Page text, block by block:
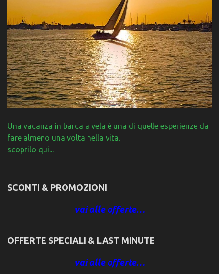
Una vacanza in barca a vela è una di quelle esperienze da
fare almeno una volta nella vita.
scoprilo qui...
SCONTI & PROMOZIONI
vai alle offerte…
OFFERTE SPECIALI & LAST MINUTE
vai alle offerte…